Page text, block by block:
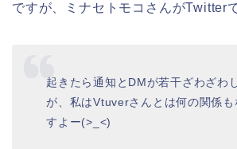
ですが、ミナセトモコさんがTwitter
起きたら通知とDMが若干ざわざわ
が、私はVtuverさんとは何の関係も
すよー(>_<)